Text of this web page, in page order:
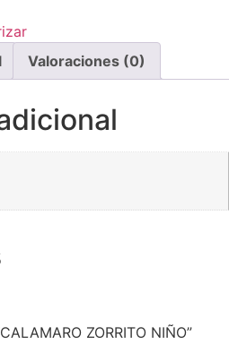
Valoraciones (0)
ZORRITO NIÑO”